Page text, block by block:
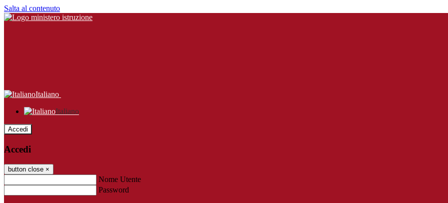
Salta al contenuto
Italiano
Italiano
Accedi
Accedi
button close ×
Nome Utente
Password